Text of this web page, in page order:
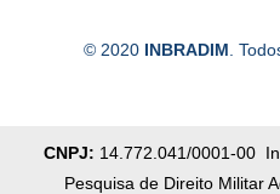
© 2020 INBRADIM .
CNPJ: 14.772.041/0001-00
Pesquisa de Direito Militar